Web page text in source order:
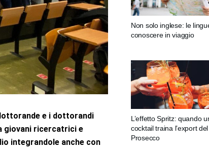
e i dottorandi
giovani ricercatrici e
integrandole anche con
Non solo inglese: le
conoscere in viaggio
L’effetto Spritz: quando
cocktail traina l’export del
Prosecco